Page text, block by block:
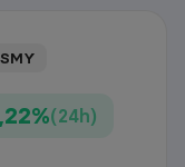
(24h)